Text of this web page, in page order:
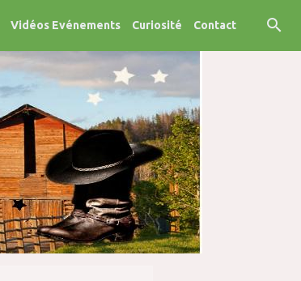
Vidéos Evénements Curiosité Contact